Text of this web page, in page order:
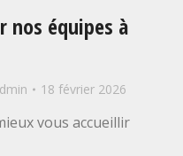
nos équipes à
18 février 2026
vous accueillir